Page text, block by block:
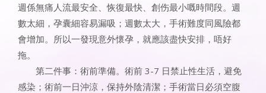
週係無痛人流最安全、恢復最快、創伤最小嘅時間段。週
數太細，孕囊細容易漏吸；週數太大，手術難度同風險都
會增加。所以一發現意外懷孕，就應該盡快安排，唔好
拖。
第二件事：術前準備。術前 3-7 日禁止性生活，避免
感染；術前一日沖涼，保持外陰清潔；手術當日必須空腹